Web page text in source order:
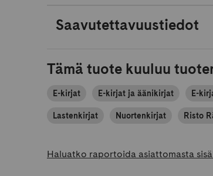
Saavutettavuustiedot
Tämä tuote kuuluu
E-kirjat E-kirjat ja äänikirjat E-
Lastenkirjat Nuortenkirjat Risto
Haluatko raportoida asiattomasta